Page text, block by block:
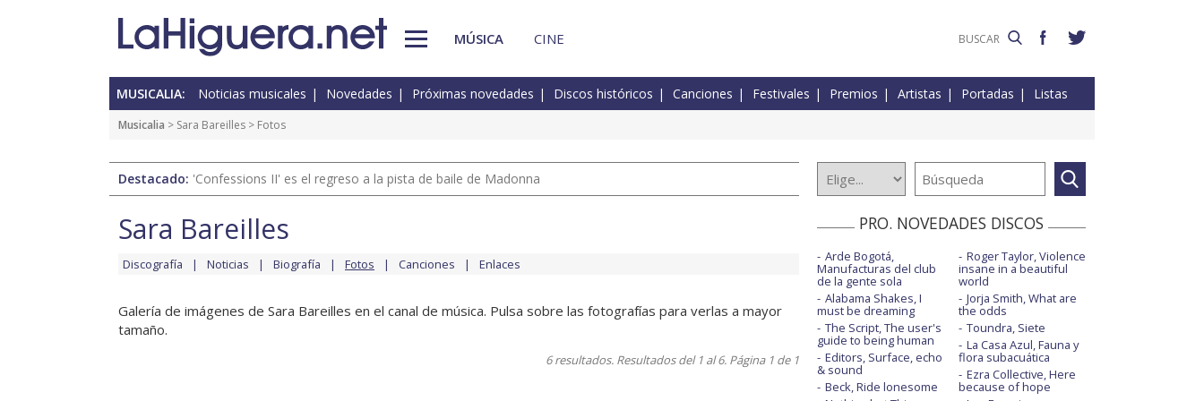
MÚSICA CINE
MUSICALIA: Noticias musicales Novedades Próximas novedades Discos históricos Canciones Festivales Premios Artistas Portadas Listas
Musicalia > Sara Bareilles > Fotos
Destacado: 'Confessions II' es el regreso a la pista de baile de Madonna
Sara Bareilles
Discografía Noticias Biografía Fotos Canciones Enlaces
Galería de imágenes de Sara Bareilles en el canal de música. Pulsa sobre las fotografías para verlas a mayor
tamaño.
6 resultados. Resultados del 1 al 6. Página 1 de 1
PRO. NOVEDADES DISCOS
Arde Bogotá,
Manufacturas del club
de la gente sola
Alabama Shakes, I
must be dreaming
The Script, The user's
guide to being human
Editors, Surface, echo
& sound
Beck, Ride lonesome
Roger Taylor, Violence
insane in a beautiful
world
Jorja Smith, What are
the odds
Toundra, Siete
La Casa Azul, Fauna y
flora subacuática
Ezra Collective, Here
because of hope